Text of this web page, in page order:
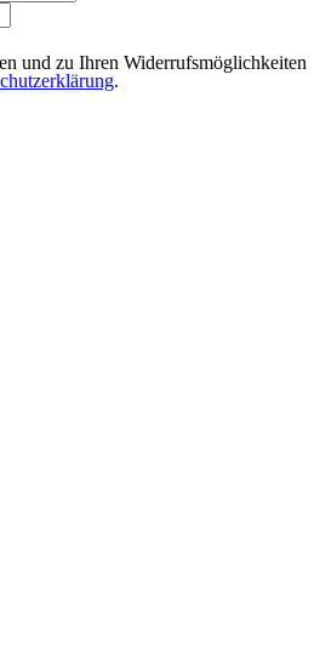
und zu Ihren Widerrufsmöglichkeiten
.